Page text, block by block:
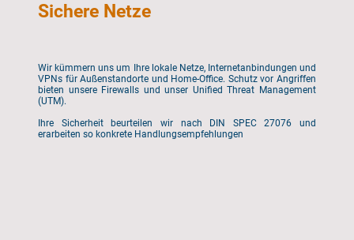
Sichere Netze
Wir kümmern uns um Ihre lokale Netze, Internetanbindungen und
VPNs für Außenstandorte und Home-Office. Schutz vor Angriffen
bieten unsere Firewalls und unser Unified Threat Management
(UTM).
Ihre Sicherheit beurteilen wir nach DIN SPEC 27076 und
erarbeiten so konkrete Handlungsempfehlungen